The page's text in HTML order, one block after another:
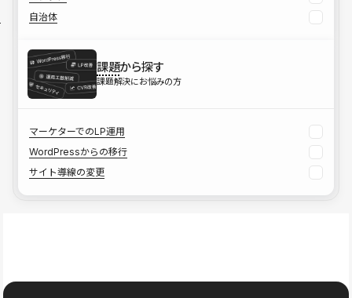
自治体
課題から探す
課題解決にお悩みの方
マーケターでのLP運用
WordPressからの移行
サイト導線の変更